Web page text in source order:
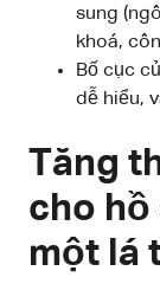
sung
khoá,
Bố cục
dễ hiểu,
Tăng
cho
một lá